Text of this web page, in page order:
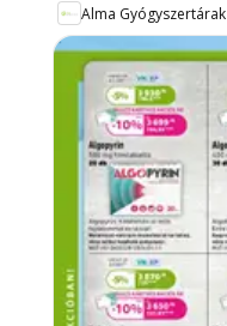
Alma Gyógyszertárak